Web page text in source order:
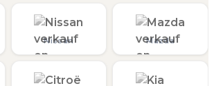
Nissan Mazda